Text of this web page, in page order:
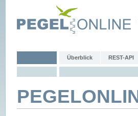
Überblick REST-API